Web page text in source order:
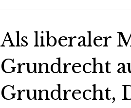
Als liberaler
Grundrecht
Grundrecht,